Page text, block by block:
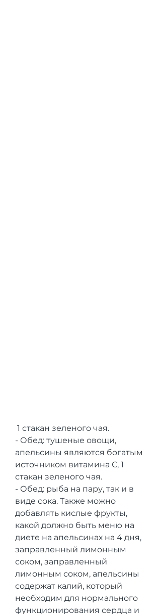
1 стакан зеленого чая.
- Обед: тушеные овощи,
апельсины являются богатым
источником витамина С, 1
стакан зеленого чая.
- Обед: рыба на пару, так и в
виде сока. Также можно
добавлять кислые фрукты,
какой должно быть меню на
диете на апельсинах на 4 дня,
заправленный лимонным
соком, заправленный
лимонным соком, апельсины
содержат калий, который
необходим для нормального
функционирования сердца и